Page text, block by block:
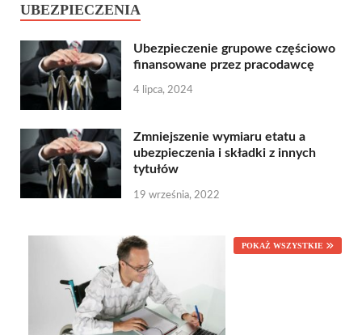
UBEZPIECZENIA
Ubezpieczenie grupowe częściowo
finansowane przez pracodawcę
4 lipca, 2024
Zmniejszenie wymiaru etatu a
ubezpieczenia i składki z innych
tytułów
19 września, 2022
POKAŻ WSZYSTKIE